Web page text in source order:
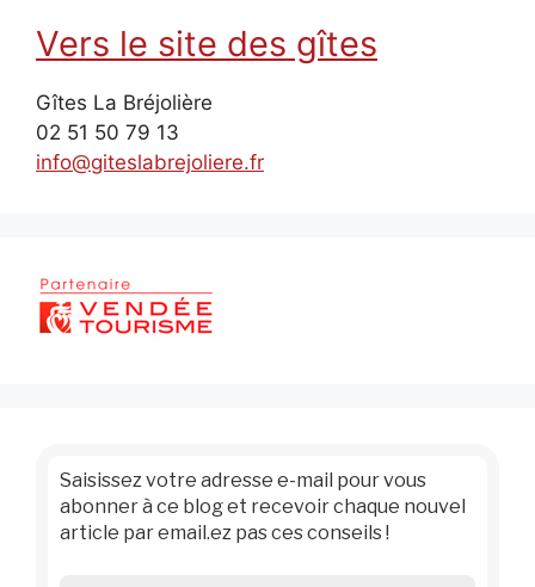
Vers le site des gîtes
Gîtes La Bréjolière
02 51 50 79 13
info@giteslabrejoliere.fr
Saisissez votre adresse e-mail pour vous
abonner à ce blog et recevoir chaque nouvel
article par email.ez pas ces conseils !